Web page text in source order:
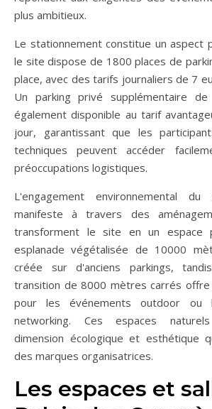
plus ambitieux.
Le stationnement constitue un aspect
le site dispose de 1800 places de
place, avec des tarifs journaliers de 7
Un parking privé supplémentaire
également disponible au tarif
jour, garantissant que les
techniques peuvent accéder
préoccupations logistiques.
L'engagement environnemental
manifeste à travers des
transforment le site en un espace
esplanade végétalisée de 10000
créée sur d'anciens parkings,
transition de 8000 mètres carrés offre
pour les événements outdoor ou
networking. Ces espaces
dimension écologique et esthétique
des marques organisatrices.
Les espaces et